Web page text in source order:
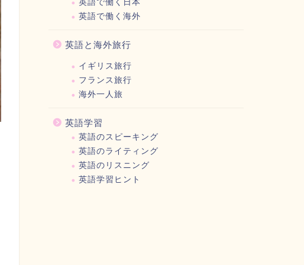
英語で働く日本
英語で働く海外
英語と海外旅行
イギリス旅行
フランス旅行
海外一人旅
英語学習
英語のスピーキング
英語のライティング
英語のリスニング
英語学習ヒント